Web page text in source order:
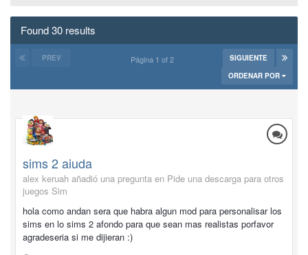
Found 30 results
PREV SIGUIENTE
Página 1 of 2
ORDENAR POR
sims 2 aiuda
alex keruah añadió una pregunta en Pide una descarga para otros
juegos Sim
hola como andan sera que habra algun mod para personalisar los
sims en lo sims 2 afondo para que sean mas realistas porfavor
agradeseria si me dijieran :)